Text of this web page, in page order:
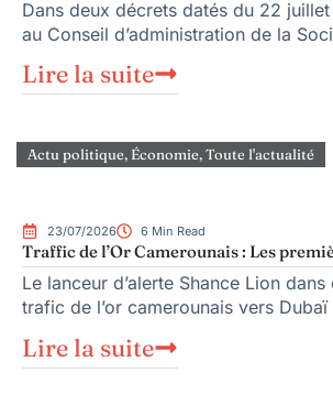
Dans deux décrets datés du 22
au Conseil d’administration de la
Lire la suite
Actu politique, Économie,Toute l'actualité
23/07/2026 6 Min Read
Traffic de l’Or Camerounais : Les
Le lanceur d’alerte Shance Lion
trafic de l’or camerounais vers Dubaï
Lire la suite